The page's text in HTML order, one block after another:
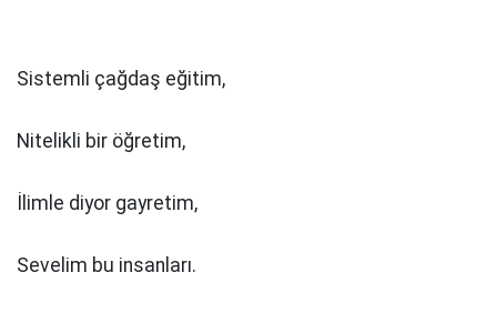
Sistemli çağdaş eğitim,
Nitelikli bir öğretim,
İlimle diyor gayretim,
Sevelim bu insanları.